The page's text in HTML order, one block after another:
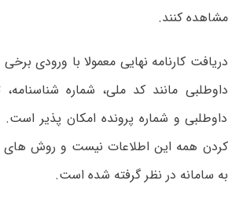
مشاهده کنند.
دریافت کارنامه نهایی معمولا با ورودی
داوطلبی مانند کد ملی، شماره شناسنامه،
داوطلبی و شماره پرونده امکان پذیر است.
کردن همه این اطلاعات نیست و روش های
به سامانه در نظر گرفته شده است.